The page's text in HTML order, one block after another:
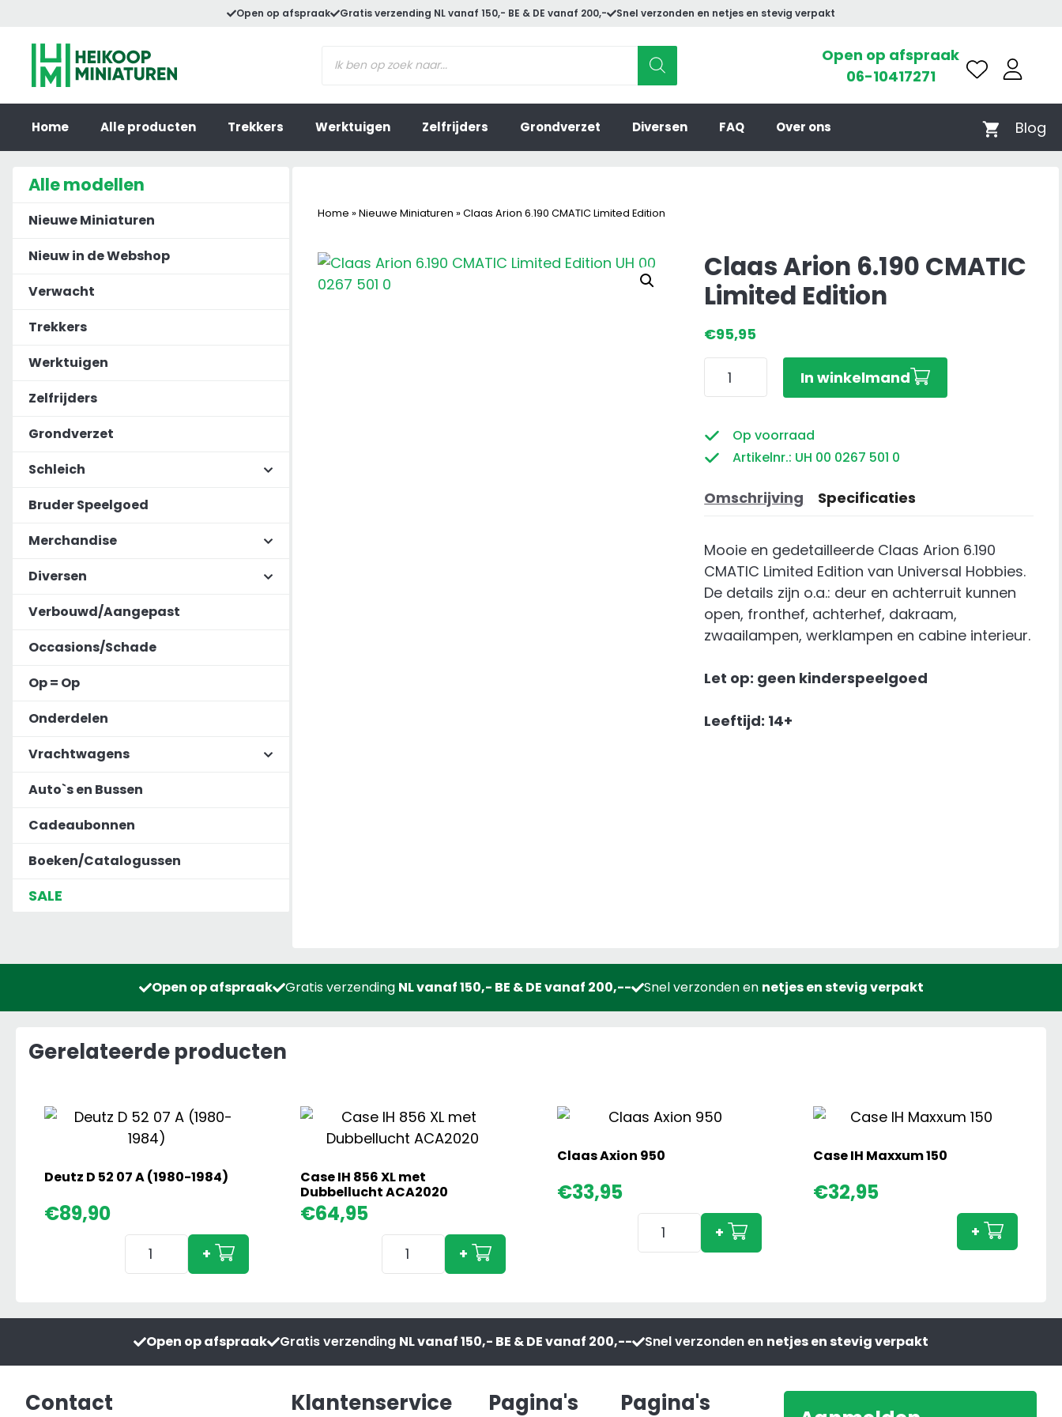
inhoud
Open op afspraak Gratis verzending NL vanaf 150,- BE & DE vanaf 200,- Snel verzonden en netjes en stevig verpakt
zoeken
Open op afspraak
06-10417271
Home Alle producten Trekkers Werktuigen Zelfrijders Grondverzet Diversen FAQ Over ons Blog
Home » Nieuwe Miniaturen » Claas Arion 6.190 CMATIC Limited Edition
Claas Arion 6.190 CMATIC
Limited Edition
€95,95
Claas
Arion
CMATIC
Limited
aantal
In winkelmand
Op voorraad
Artikelnr.: UH 00 0267 501 0
Omschrijving Specificaties
Mooie en gedetailleerde Claas Arion 6.190
CMATIC Limited Edition van Universal Hobbies.
De details zijn o.a.: deur en achterruit kunnen
open, fronthef, achterhef, dakraam,
zwaailampen, werklampen en cabine interieur.
Let op: geen kinderspeelgoed
Leeftijd: 14+
Alle modellen
Nieuwe Miniaturen
Nieuw in de Webshop
Verwacht
Trekkers
Werktuigen
Zelfrijders
Grondverzet
Schleich
Bruder Speelgoed
Merchandise
Diversen
Verbouwd/Aangepast
Occasions/Schade
Op = Op
Onderdelen
Vrachtwagens
Auto`s en Bussen
Cadeaubonnen
Boeken/Catalogussen
SALE
Open op afspraak Gratis verzending NL vanaf 150,- BE & DE vanaf 200,-- Snel verzonden en netjes en stevig verpakt
Gerelateerde producten
Deutz D 52 07 A (1980-1984)
€89,90
Deutz
(1980-
1984)
+
Case IH 856 XL met
Dubbellucht ACA2020
€64,95
Case
Dubbellucht
ACA2020
aantal
+
Claas Axion 950
€33,95
Claas
Axion
+
Case IH Maxxum 150
€32,95
150
+
Open op afspraak Gratis verzending NL vanaf 150,- BE & DE vanaf 200,-- Snel verzonden en netjes en stevig verpakt
Contact Klantenservice Pagina's Pagina's